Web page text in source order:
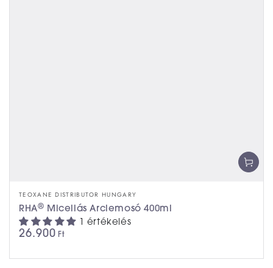
TEOXANE DISTRIBUTOR HUNGARY
RHA® Micellás Arclemosó 400ml
1 értékelés
26.900 Ft